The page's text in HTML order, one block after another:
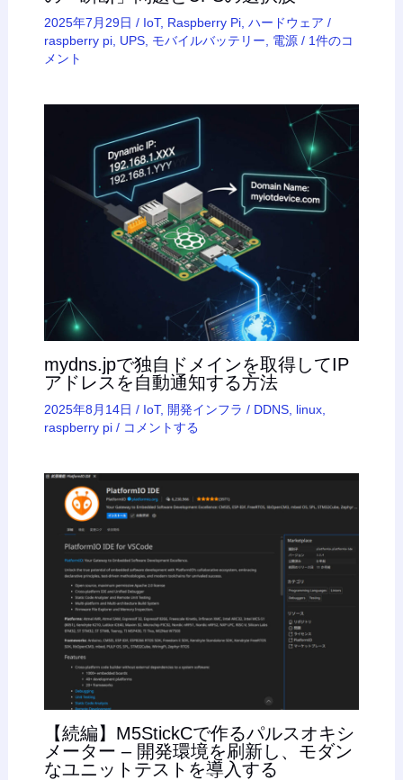
2025年7月29日 / IoT, Raspberry Pi, ハードウェア /
raspberry pi, UPS, モバイルバッテリー 電源/ 1件のコ
メント
mydns.jpで独自ドメインを取得してIP
アドレスを自動通知する方法
2025年8月14日 / IoT, 開発インフラ / DDNS, linux,
raspberry pi/ コメントする
【続編】M5StickCで作るパルスオキシ
メーター – 開発環境を刷新し、モダン
なユニットテストを導入する